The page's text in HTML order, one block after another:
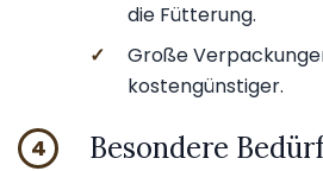
die Fütterung.
✓
Große
kostengünstiger.
4 Besondere